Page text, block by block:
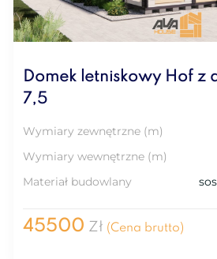
Domek letniskowy Hof z
7,5
Wymiary zewnętrzne (m)
Wymiary wewnętrzne (m)
Materiał budowlany
45500 Zł (Cena brutto)